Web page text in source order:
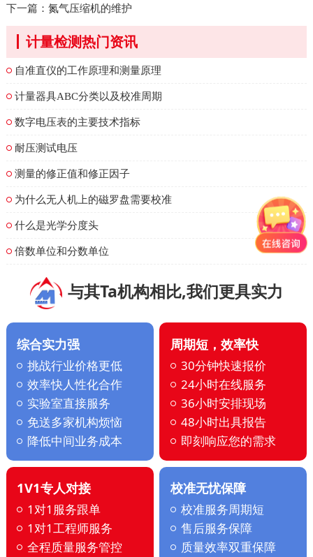
下一篇： 氮气压缩机的维护
计量检测热门资讯
自准直仪的工作原理和测量原理
计量器具ABC分类以及校准周期
数字电压表的主要技术指标
耐压测试电压
测量的修正值和修正因子
为什么无人机上的磁罗盘需要校准
什么是光学分度头
倍数单位和分数单位
与其Ta机构相比,我们更具实力
综合实力强
挑战行业价格更低
效率快人性化合作
实验室直接服务
免送多家机构烦恼
降低中间业务成本
周期短，效率快
30分钟快速报价
24小时在线服务
36小时安排现场
48小时出具报告
即刻响应您的需求
1V1专人对接
1对1服务跟单
1对1工程师服务
全程质量服务管控
校准无忧保障
校准服务周期短
售后服务保障
质量效率双重保障